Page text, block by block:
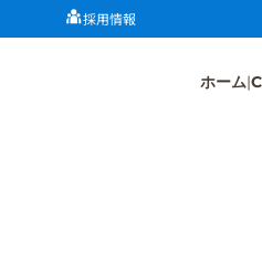
ホーム
採用情報